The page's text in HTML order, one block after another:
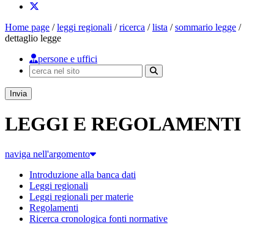
Home page /leggi regionali /ricerca /lista /sommario legge /
dettaglio legge
persone e uffici
Ricerca
Esegui ricerca
Invia
LEGGI E REGOLAMENTI
naviga nell'argomento
Introduzione alla banca dati
Leggi regionali
Leggi regionali per materie
Regolamenti
Ricerca cronologica fonti normative